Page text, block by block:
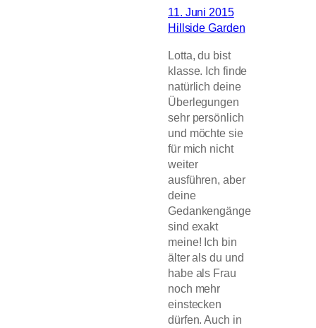
11. Juni 2015
Hillside Garden
Lotta, du bist
klasse. Ich finde
natürlich deine
Überlegungen
sehr persönlich
und möchte sie
für mich nicht
weiter
ausführen, aber
deine
Gedankengänge
sind exakt
meine! Ich bin
älter als du und
habe als Frau
noch mehr
einstecken
dürfen. Auch in